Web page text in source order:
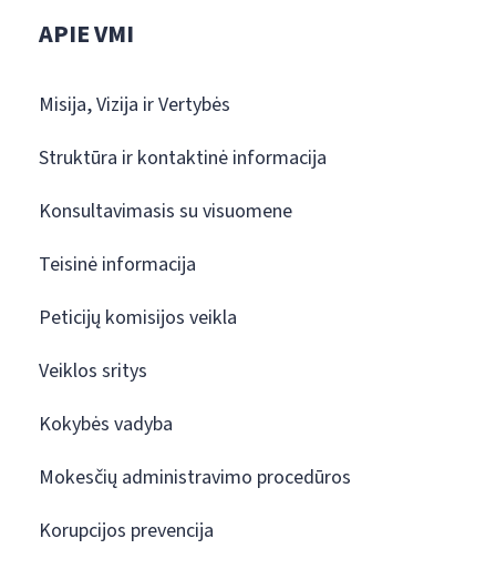
APIE VMI
Misija, Vizija ir Vertybės
Struktūra ir kontaktinė informacija
Konsultavimasis su visuomene
Teisinė informacija
Peticijų komisijos veikla
Veiklos sritys
Kokybės vadyba
Mokesčių administravimo procedūros
Korupcijos prevencija